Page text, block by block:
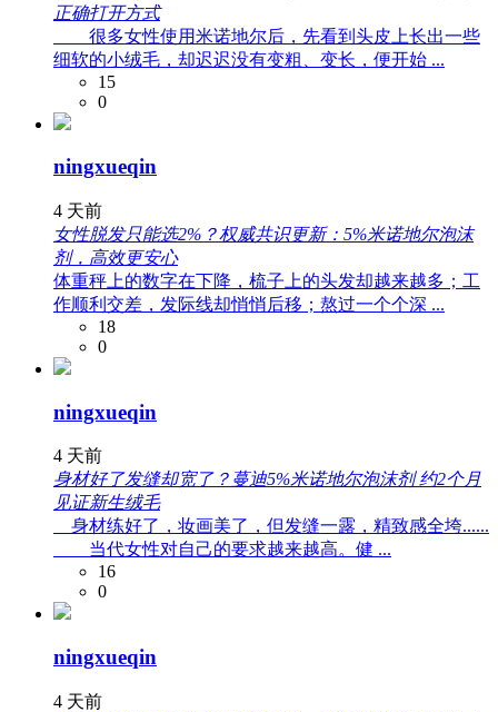
正确打开方式
很多女性使用米诺地尔后，先看到头皮上长出一些
细软的小绒毛，却迟迟没有变粗、变长，便开始 ...
15
0
ningxueqin
4 天前
女性脱发只能选2%？权威共识更新：5%米诺地尔泡沫
剂，高效更安心
体重秤上的数字在下降，梳子上的头发却越来越多；工
作顺利交差，发际线却悄悄后移；熬过一个个深 ...
18
0
ningxueqin
4 天前
身材好了发缝却宽了？蔓迪5%米诺地尔泡沫剂 约2个月
见证新生绒毛
身材练好了，妆画美了，但发缝一露，精致感全垮......
当代女性对自己的要求越来越高。健 ...
16
0
ningxueqin
4 天前